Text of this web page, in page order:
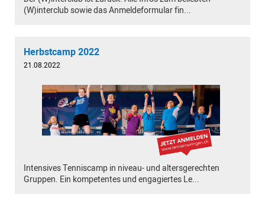
(W)interclub sowie das Anmeldeformular fin...
Herbstcamp 2022
21.08.2022
Intensives Tenniscamp in niveau- und altersgerechten
Gruppen. Ein kompetentes und engagiertes Le...